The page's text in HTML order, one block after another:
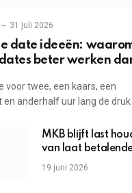
31 juli 2026
date ideeën:
beter werken
voor twee, een kaars, een
anderhalf uur lang de druk
MKB blijft last
van laat
grote bedrijven
19 juni 2026